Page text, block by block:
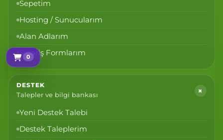
0
Sepetim
Sepetim
Hosting / Sunucularım
Alan Adlarım
Sipariş Formlarım
DESTEK
Talepler ve bilgi bankası
+
Yeni Destek Talebi
Destek Taleplerim